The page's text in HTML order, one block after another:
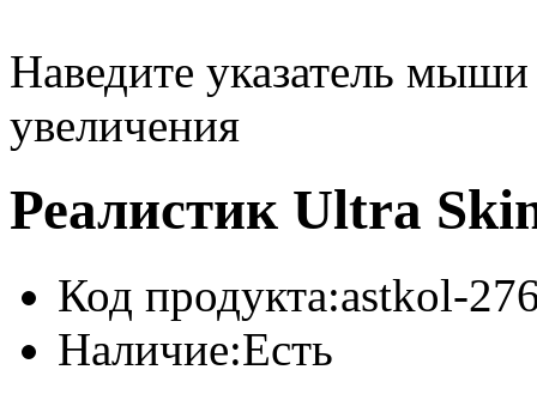
Наведите указатель
увеличения
Реалистик Ultra
Код продукта:astkol-
Наличие:Есть